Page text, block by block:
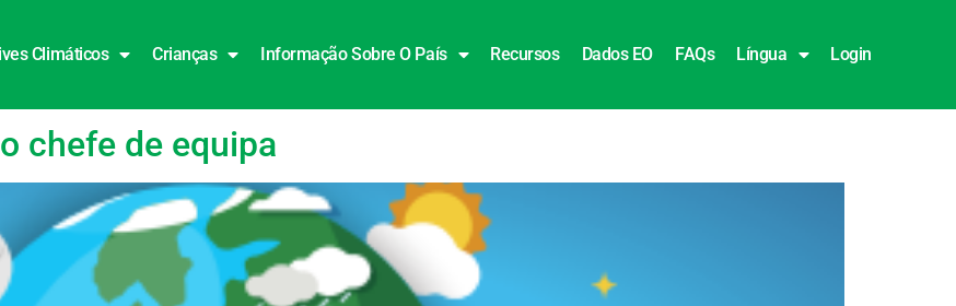
Climáticos Crianças Informação Sobre O País Recursos Dados EO FAQs Língua Login
chefe de equipa